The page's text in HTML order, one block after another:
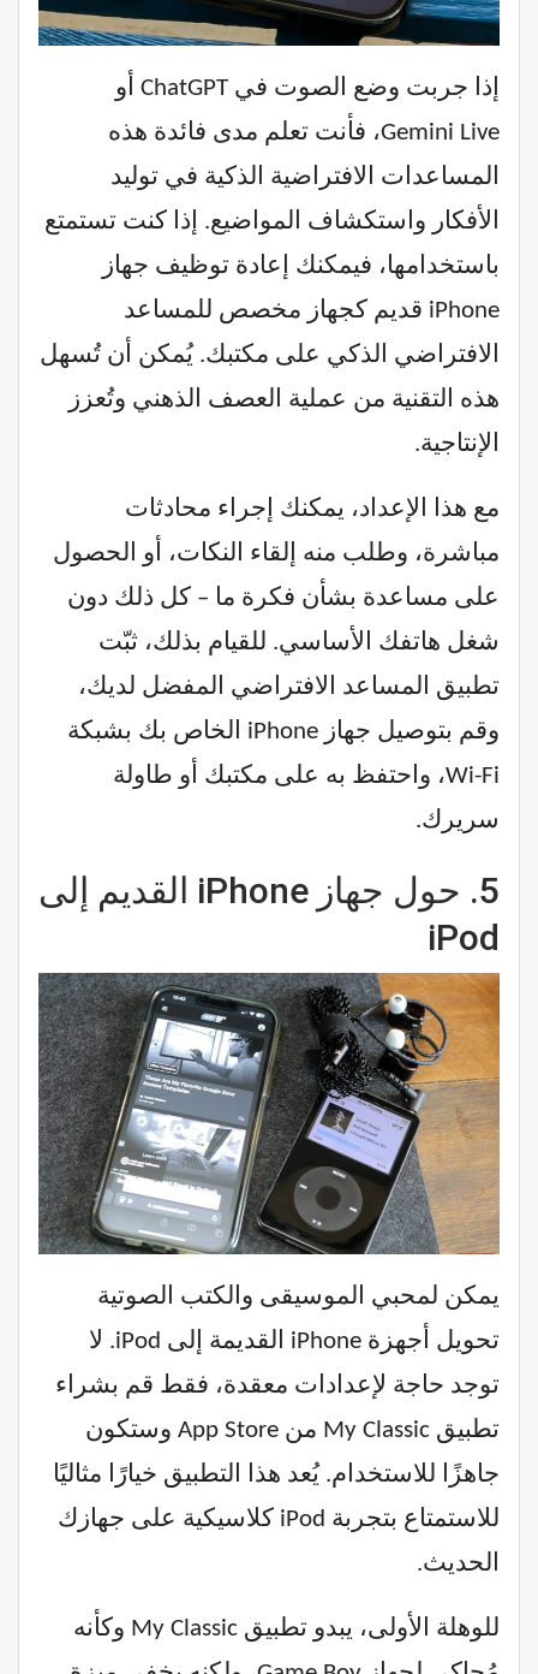
إذا جربت وضع الصوت في ChatGPT أو
Gemini Live، فأنت تعلم مدى فائدة هذه
المساعدات الافتراضية الذكية في توليد
الأفكار واستكشاف المواضيع. إذا كنت تستمتع
باستخدامها، فيمكنك إعادة توظيف جهاز
iPhone قديم كجهاز مخصص للمساعد
الافتراضي الذكي على مكتبك. يُمكن أن تُسهل
هذه التقنية من عملية العصف الذهني وتُعزز
الإنتاجية.
مع هذا الإعداد، يمكنك إجراء محادثات
مباشرة، وطلب منه إلقاء النكات، أو الحصول
على مساعدة بشأن فكرة ما – كل ذلك دون
شغل هاتفك الأساسي. للقيام بذلك، ثبّت
تطبيق المساعد الافتراضي المفضل لديك،
وقم بتوصيل جهاز iPhone الخاص بك بشبكة
Wi-Fi، واحتفظ به على مكتبك أو طاولة
سريرك.
5.
حول جهاز iPhone القديم إلى
iPod
يمكن لمحبي الموسيقى والكتب الصوتية
تحويل أجهزة iPhone القديمة إلى iPod. لا
توجد حاجة لإعدادات معقدة، فقط قم بشراء
تطبيق My Classic من App Store وستكون
جاهزًا للاستخدام. يُعد هذا التطبيق خيارًا مثاليًا
للاستمتاع بتجربة iPod كلاسيكية على جهازك
الحديث.
للوهلة الأولى، يبدو تطبيق My Classic وكأنه